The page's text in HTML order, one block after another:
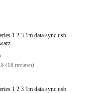
1 2 3 1m data sync usb
(18 reviews)
1 2 3 1m data sync usb